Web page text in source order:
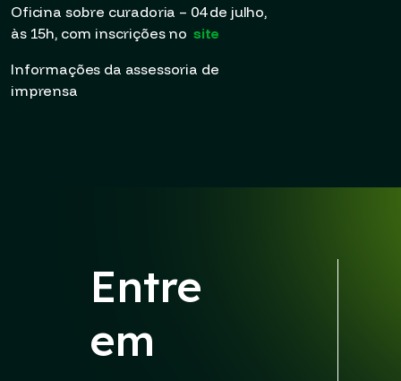
Oficina sobre curadoria – 04 de julho,
às 15h, com inscrições no site
Informações da assessoria de
imprensa
Entre
em